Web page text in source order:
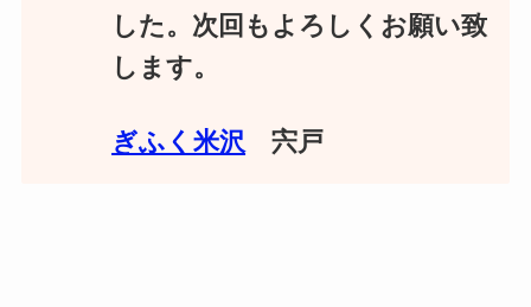
した。次回もよろしくお願い致
します。
ぎふく米沢 宍戸